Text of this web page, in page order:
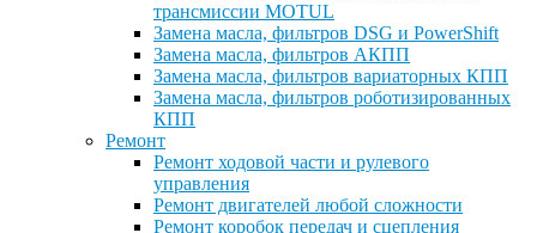
трансмиссии MOTUL
Замена масла, фильтров DSG и PowerShift
Замена масла, фильтров АКПП
Замена масла, фильтров вариаторных КПП
Замена масла, фильтров роботизированных
КПП
Ремонт
Ремонт ходовой части и рулевого
управления
Ремонт двигателей любой сложности
Ремонт коробок передач и сцепления